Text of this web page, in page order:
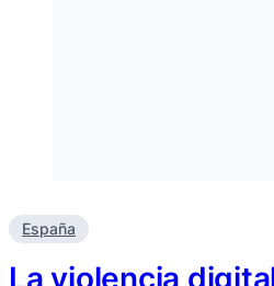
España
La violencia